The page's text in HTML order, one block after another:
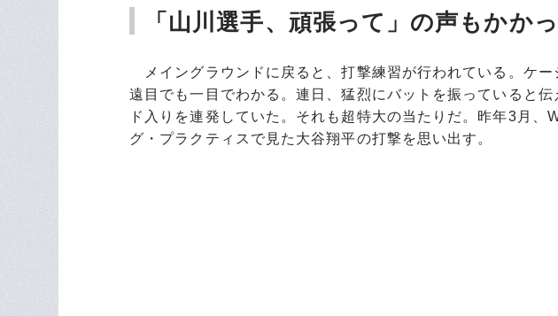
「山川選手、頑張って」の声もかか
メイングラウンドに戻ると、打撃練習が行われている。ケー
遠目でも一目でわかる。連日、猛烈にバットを振っていると
ド入りを連発していた。それも超特大の当たりだ。昨年3月、
グ・プラクティスで見た大谷翔平の打撃を思い出す。